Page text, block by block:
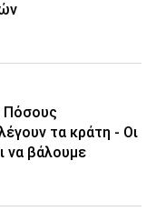
Πόσους
τα κράτη - Οι
να βάλουμε